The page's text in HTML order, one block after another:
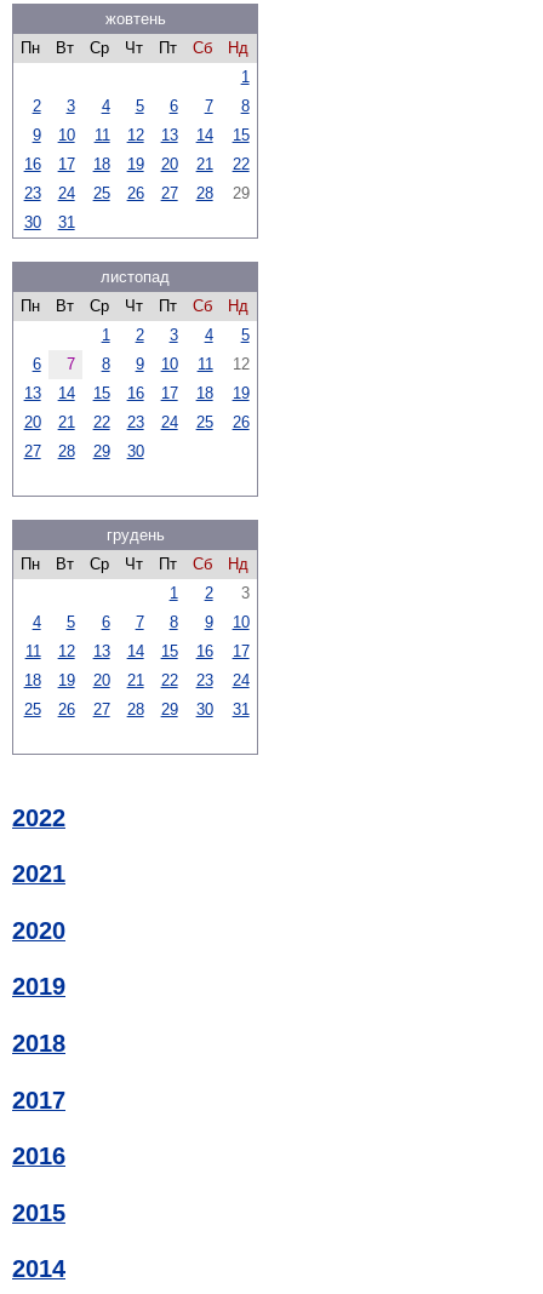
жовтень
Пн
Вт Ср Чт Пт Сб
Нд
1
2
3 4 5 6 7
8
9
10 11 12 13 14
15
16
17 18 19 20 21
22
23
24 25 26 27 28
29
30
31
листопад
Пн
Вт Ср Чт Пт Сб
Нд
1
2 3 4
5
6
7 8 9 10 11
12
13
14 15 16 17 18
19
20
21 22 23 24 25
26
27
28 29 30
грудень
Пн
Вт Ср Чт Пт Сб
Нд
1
2
3
4
5 6 7 8 9
10
11
12 13 14 15 16
17
18
19 20 21 22 23
24
25
26 27 28 29 30 31
2022
2021
2020
2019
2018
2017
2016
2015
2014